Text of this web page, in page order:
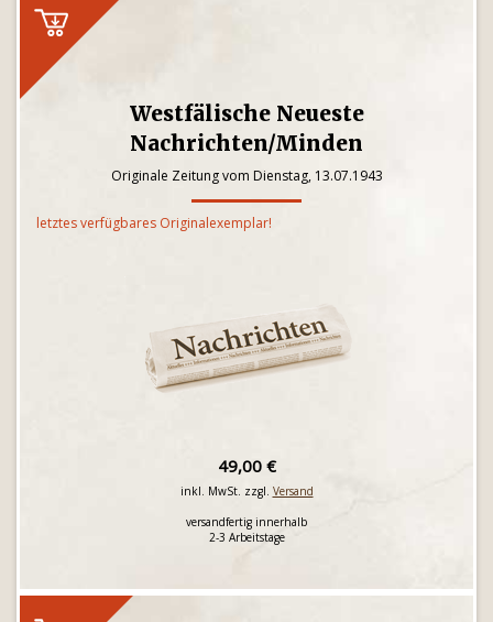
Westfälische Neueste
Nachrichten/Minden
Originale Zeitung vom Dienstag, 13.07.1943
letztes verfügbares Originalexemplar!
49,00 €
inkl. MwSt. zzgl. Versand
versandfertig innerhalb
2-3 Arbeitstage